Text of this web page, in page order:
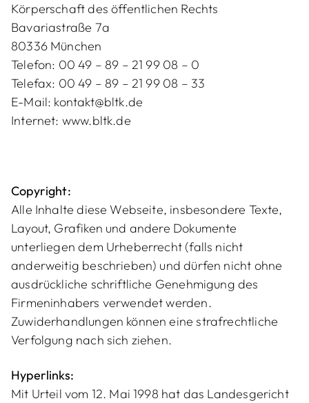
Körperschaft des öffentlichen Rechts
Bavariastraße 7a
80336 München
Telefon: 00 49 – 89 – 21 99 08 – 0
Telefax: 00 49 – 89 – 21 99 08 – 33
E-Mail: kontakt@bltk.de
Internet: www.bltk.de
Copyright:
Alle Inhalte diese Webseite, insbesondere Texte,
Layout, Grafiken und andere Dokumente
unterliegen dem Urheberrecht (falls nicht
anderweitig beschrieben) und dürfen nicht ohne
ausdrückliche schriftliche Genehmigung des
Firmeninhabers verwendet werden.
Zuwiderhandlungen können eine strafrechtliche
Verfolgung nach sich ziehen.
Hyperlinks:
Mit Urteil vom 12. Mai 1998 hat das Landesgericht